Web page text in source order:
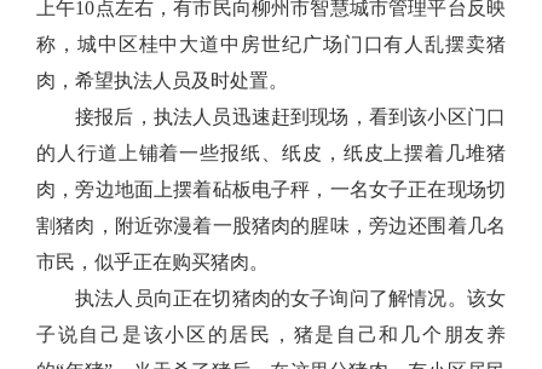
互动回应
数据专题
上午10点左右，有市民向柳州市智慧城市管理平台反映
称，城中区桂中大道中房世纪广场门口有人乱摆卖猪
肉，希望执法人员及时处置。
接报后，执法人员迅速赶到现场，看到该小区门口
的人行道上铺着一些报纸、纸皮，纸皮上摆着几堆猪
肉，旁边地面上摆着砧板电子秤，一名女子正在现场切
割猪肉，附近弥漫着一股猪肉的腥味，旁边还围着几名
市民，似乎正在购买猪肉。
执法人员向正在切猪肉的女子询问了解情况。该女
子说自己是该小区的居民，猪是自己和几个朋友养